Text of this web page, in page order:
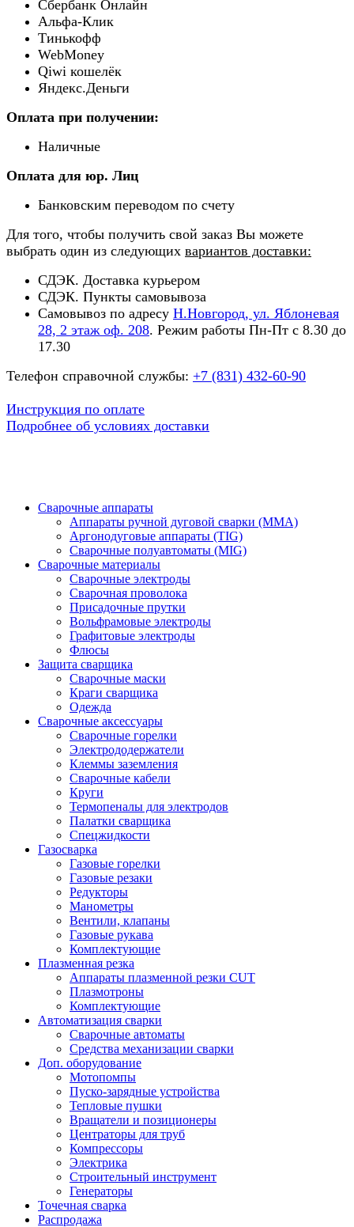
Сбербанк Онлайн
Альфа-Клик
Тинькофф
WebMoney
Qiwi кошелёк
Яндекс.Деньги
Оплата при получении:
Наличные
Оплата для юр. Лиц
Банковским переводом по счету
Для того, чтобы получить свой заказ Вы можете
выбрать один из следующих вариантов доставки:
СДЭК. Доставка курьером
СДЭК. Пункты самовывоза
Самовывоз по адресу Н.Новгород, ул. Яблоневая
28, 2 этаж оф. 208. Режим работы Пн-Пт с 8.30 до
17.30
Телефон справочной службы: +7 (831) 432-60-90
Инструкция по оплате
Подробнее об условиях доставки
Сварочные аппараты
Аппараты ручной дуговой сварки (MMA)
Аргонодуговые аппараты (TIG)
Сварочные полуавтоматы (MIG)
Сварочные материалы
Сварочные электроды
Сварочная проволока
Присадочные прутки
Вольфрамовые электроды
Графитовые электроды
Флюсы
Защита сварщика
Сварочные маски
Краги сварщика
Одежда
Сварочные аксессуары
Сварочные горелки
Электрододержатели
Клеммы заземления
Сварочные кабели
Круги
Термопеналы для электродов
Палатки сварщика
Спецжидкости
Газосварка
Газовые горелки
Газовые резаки
Редукторы
Манометры
Вентили, клапаны
Газовые рукава
Комплектующие
Плазменная резка
Аппараты плазменной резки CUT
Плазмотроны
Комплектующие
Автоматизация сварки
Сварочные автоматы
Средства механизации сварки
Доп. оборудование
Мотопомпы
Пуско-зарядные устройства
Тепловые пушки
Вращатели и позиционеры
Центраторы для труб
Компрессоры
Электрика
Строительный инструмент
Генераторы
Точечная сварка
Распродажа